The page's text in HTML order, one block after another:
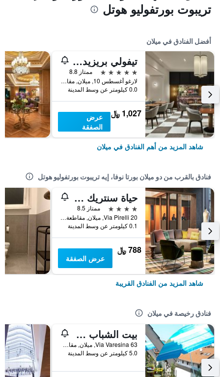
تريبوت بورتفوليو هوتل
أفضل الفنادق في ميلان
تيفولي بريزيدنت ميلانو هوتل
5 نجوم
ممتاز 8.8
لارغو أغسطس 10, ميلان, مقاطعة ميلانو, إيطاليا
0.0 كيلومتر عن وسط المدينة
1,027 ﷼
عرض
الصفقة
شاهد المزيد من أهم الفنادق في ميلان
فنادق بالقرب من دو ميلان بورتا نوفا، إيه تريبوت بورتفوليو هوتل
حياة سنتريك ميلان سنترالي
4 نجوم
ممتاز 8.5
Via Pirelli 20, ميلان, مقاطعة ميلانو, إيطاليا
0.1 كيلومتر عن وسط المدينة
788 ﷼
عرض الصفقة
شاهد المزيد من الفنادق القريبة
فنادق رخيصة في ميلان
بيت الشباب ستار
Via Varesina 63, ميلان, مقاطعة ميلانو, إيطاليا
5.0 كيلومتر عن وسط المدينة